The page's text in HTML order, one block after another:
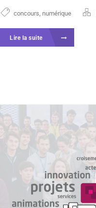
concours numérique
Lire la suite